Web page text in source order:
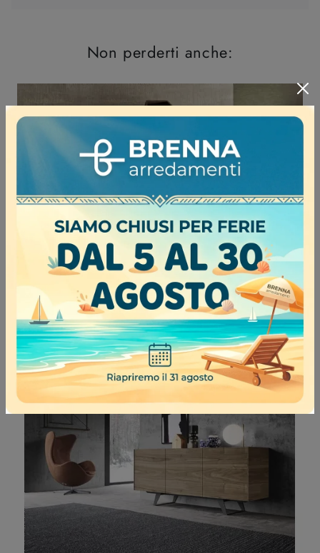
Non perderti anche:
Horizon Zen 972